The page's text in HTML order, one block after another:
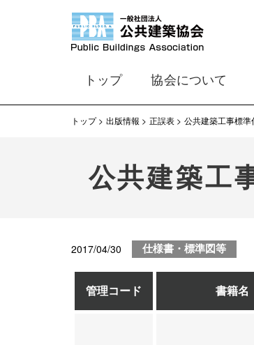
トップ 協会について
トップ 出版情報 正誤表 公共建築工事標
公共建築工
2017/04/30 仕様書・標準図等
管理コード 書籍名